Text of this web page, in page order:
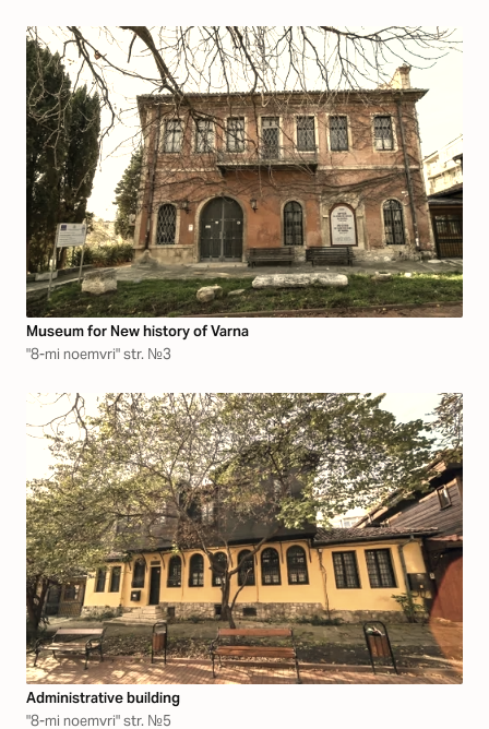
Museum for New history of Varna
"8-mi noemvri" str. №3
Аdministrative building
"8-mi noemvri" str. №5